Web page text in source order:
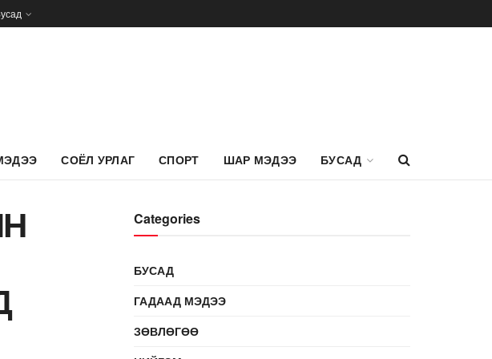
СОЁЛ УРЛАГ СПОРТ ШАР МЭДЭЭ БУСАД
Categories
БУСАД
ГАДААД МЭДЭЭ
ЗӨВЛӨГӨӨ